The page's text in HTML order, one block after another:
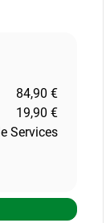
84,90 €
19,90 €
Services